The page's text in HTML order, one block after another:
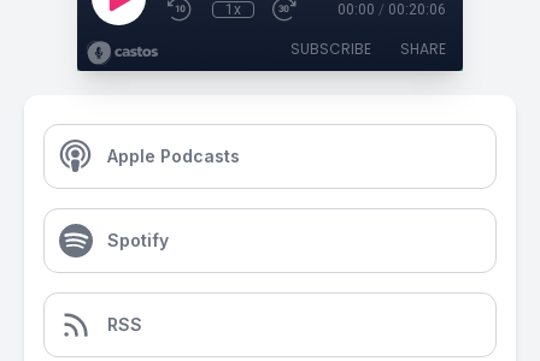
1x 00:00 / 00:20:06
SUBSCRIBE SHARE
Apple Podcasts
Spotify
RSS